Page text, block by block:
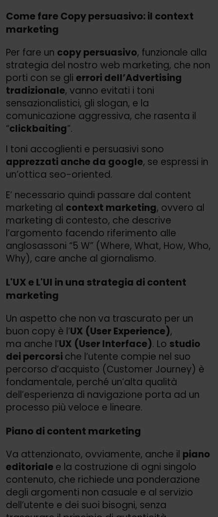
Come fare Copy persuasivo: il context
marketing
Per fare un copy persuasivo, funzionale alla
strategia del nostro web marketing, che non
porti con se gli errori dell’Advertising
tradizionale, vanno evitati i toni
sensazionalistici, gli slogan, e la
comunicazione aggressiva, che rasenta il
“clickbaiting”.
I toni accoglienti e persuasivi sono
apprezzati anche da google, se espressi in
un’ottica seo-oriented.
E’ necessario quindi passare dal content
marketing al context marketing, ovvero al
marketing di contesto, che descrive
l’argomento facendo riferimento alle
anglosassoni “5 W” (Where, What, How, Who,
Why), care anche al giornalismo.
L'UX e L'UI in una strategia di content
marketing
Un aspetto che non va trascurato per un
buon copy è l’UX (User Experience),
ma anche l’UX (User Interface). Lo studio
dei percorsi che l’utente compie nel suo
percorso d’acquisto (Customer Journey) è
fondamentale, perché un’alta qualità
dell’esperienza di navigazione porta ad un
processo più veloce e lineare.
Piano di content marketing
Va attenzionato, ovviamente, anche il piano
editoriale e la costruzione di ogni singolo
contenuto, che richiede una ponderazione
degli argomenti non casuale e al servizio
dell’utente e dei suoi bisogni, senza